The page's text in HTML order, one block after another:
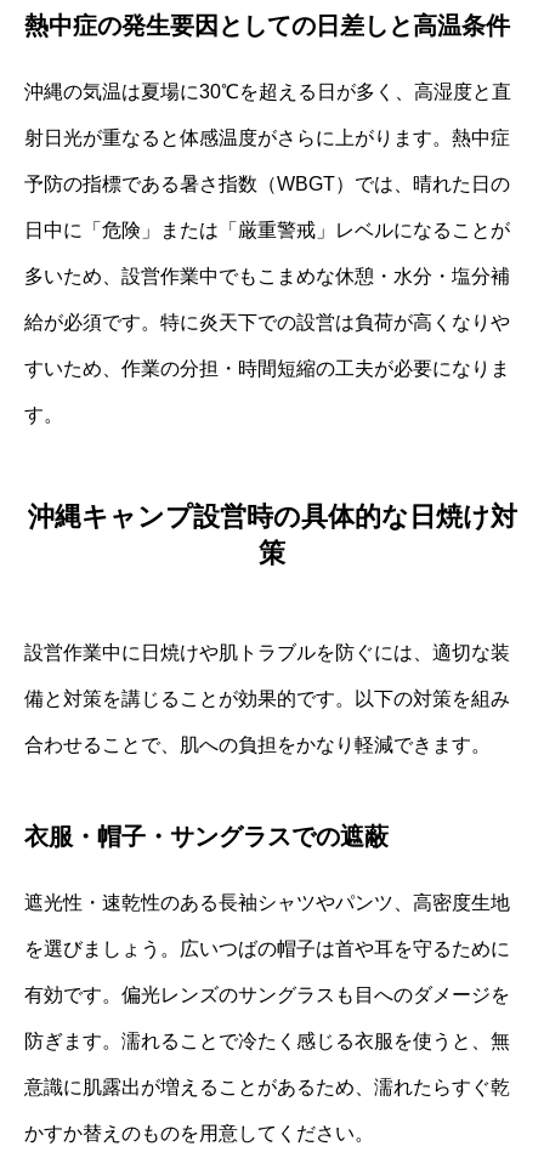
熱中症の発生要因としての日差しと高温条件
沖縄の気温は夏場に30℃を超える日が多く、高湿度と直
射日光が重なると体感温度がさらに上がります。熱中症
予防の指標である暑さ指数（WBGT）では、晴れた日の
日中に「危険」または「厳重警戒」レベルになることが
多いため、設営作業中でもこまめな休憩・水分・塩分補
給が必須です。特に炎天下での設営は負荷が高くなりや
すいため、作業の分担・時間短縮の工夫が必要になりま
す。
沖縄キャンプ設営時の具体的な日焼け対
策
設営作業中に日焼けや肌トラブルを防ぐには、適切な装
備と対策を講じることが効果的です。以下の対策を組み
合わせることで、肌への負担をかなり軽減できます。
衣服・帽子・サングラスでの遮蔽
遮光性・速乾性のある長袖シャツやパンツ、高密度生地
を選びましょう。広いつばの帽子は首や耳を守るために
有効です。偏光レンズのサングラスも目へのダメージを
防ぎます。濡れることで冷たく感じる衣服を使うと、無
意識に肌露出が増えることがあるため、濡れたらすぐ乾
かすか替えのものを用意してください。